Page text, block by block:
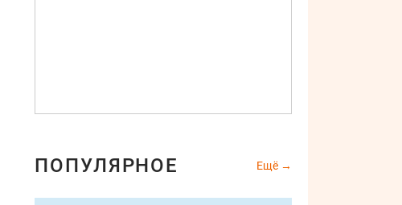
ПОПУЛЯРНОЕ Ещё